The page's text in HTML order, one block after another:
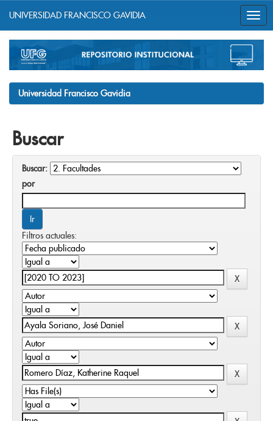
navigation
UNIVERSIDAD FRANCISCO GAVIDIA
Universidad Francisco Gavidia
Buscar
Buscar:
por
Filtros actuales: